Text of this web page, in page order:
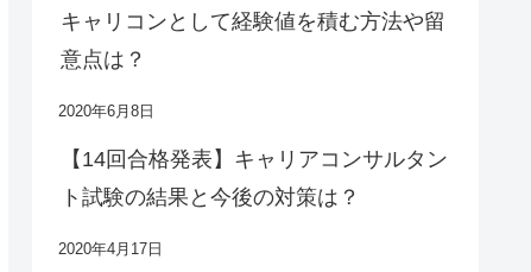
キャリコンとして経験値を積む方法や留
意点は？
2020年6月8日
【14回合格発表】キャリアコンサルタン
ト試験の結果と今後の対策は？
2020年4月17日